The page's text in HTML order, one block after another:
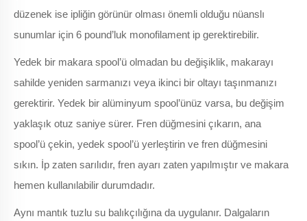
düzenek ise ipliğin görünür olması önemli olduğu nüanslı
sunumlar için 6 pound’luk monofilament ip gerektirebilir.
Yedek bir makara spool’ü olmadan bu değişiklik, makarayı
sahilde yeniden sarmanızı veya ikinci bir oltayı taşınmanızı
gerektirir. Yedek bir alüminyum spool’ünüz varsa, bu değişim
yaklaşık otuz saniye sürer. Fren düğmesini çıkarın, ana
spool’ü çekin, yedek spool’ü yerleştirin ve fren düğmesini
sıkın. İp zaten sarılıdır, fren ayarı zaten yapılmıştır ve makara
hemen kullanılabilir durumdadır.
Aynı mantık tuzlu su balıkçılığına da uygulanır. Dalgaların